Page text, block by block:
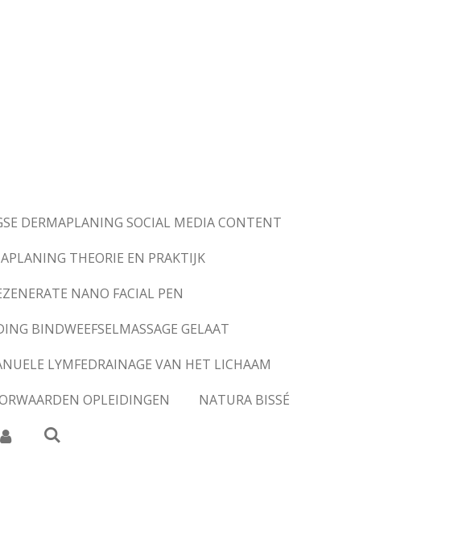
DERMAPLANING SOCIAL MEDIA CONTENT
THEORIE EN PRAKTIJK
NANO FACIAL PEN
BINDWEEFSELMASSAGE GELAAT
LYMFEDRAINAGE VAN HET LICHAAM
OPLEIDINGEN
NATURA BISSÉ